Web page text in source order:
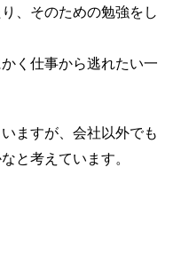
、そのための勉強をし
く仕事から逃れたい一
ますが、会社以外でも
と考えています。